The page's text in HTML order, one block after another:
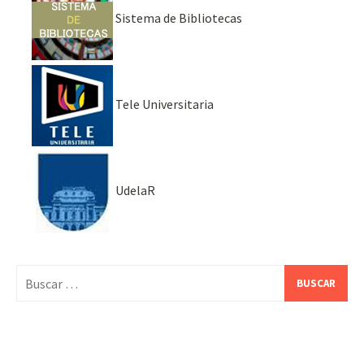
Sistema de Bibliotecas
Tele Universitaria
UdelaR